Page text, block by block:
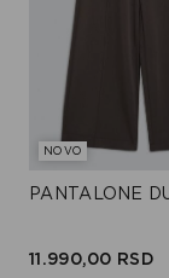
NOVO
PANTALONE
11.990,00 RSD